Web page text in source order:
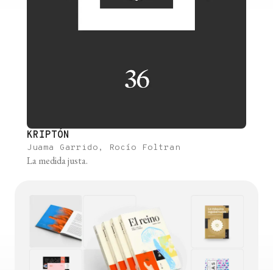
KRIPTÓN
Juama Garrido, Rocío Foltran
La medida justa.